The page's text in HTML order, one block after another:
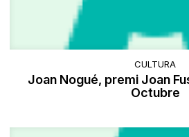
CULTURA
Joan Nogué, premi Joan
Octubre